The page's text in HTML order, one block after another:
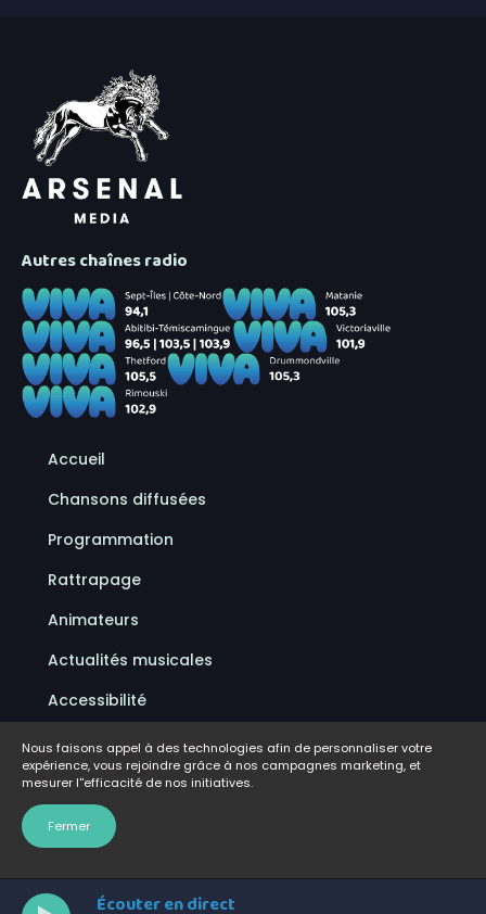
Écouter en direct
Autres chaînes radio
Accueil
Chansons diffusées
Programmation
Rattrapage
Animateurs
Actualités musicales
Accessibilité
Politique de confidentialité
Conditions d'utilisation
FAQ
Nous faisons appel à des technologies afin de personnaliser votre
expérience, vous rejoindre grâce à nos campagnes marketing, et
mesurer l''efficacité de nos initiatives.
Fermer